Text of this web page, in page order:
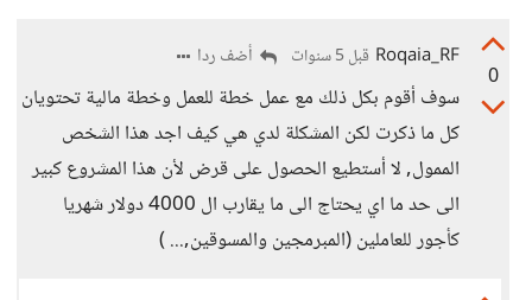
0
Roqaia_RF قبل 5 سنوات أضف ردا
سوف أقوم بكل ذلك مع عمل خطة للعمل وخطة مالية تحتويان
كل ما ذكرت لكن المشكلة لدي هي كيف اجد هذا الشخص
الممول, لا أستطيع الحصول على قرض لأن هذا المشروع كبير
الى حد ما اي يحتاج الى ما يقارب ال 4000 دولار شهريا
كأجور للعاملين (المبرمجين والمسوقين,... )